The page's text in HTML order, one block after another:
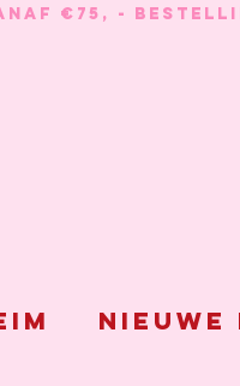
€75, -
Nieuwe